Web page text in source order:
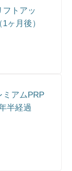
フトアッ
ヶ月後）
ミアムPRP
半経過